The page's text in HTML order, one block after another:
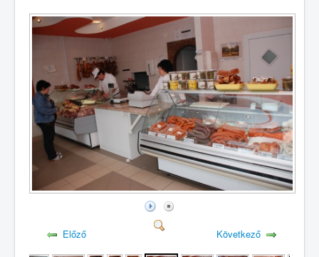
Előző Következő